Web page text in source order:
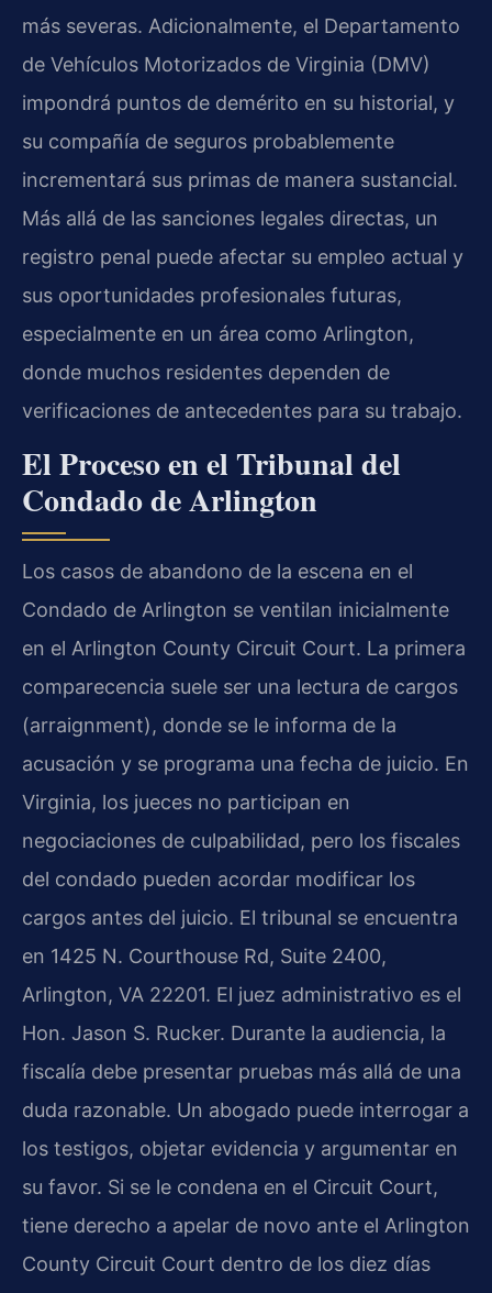
más severas. Adicionalmente, el Departamento
de Vehículos Motorizados de Virginia (DMV)
impondrá puntos de demérito en su historial, y
su compañía de seguros probablemente
incrementará sus primas de manera sustancial.
Más allá de las sanciones legales directas, un
registro penal puede afectar su empleo actual y
sus oportunidades profesionales futuras,
especialmente en un área como Arlington,
donde muchos residentes dependen de
verificaciones de antecedentes para su trabajo.
El Proceso en el Tribunal del
Condado de Arlington
Los casos de abandono de la escena en el
Condado de Arlington se ventilan inicialmente
en el Arlington County Circuit Court. La primera
comparecencia suele ser una lectura de cargos
(arraignment), donde se le informa de la
acusación y se programa una fecha de juicio. En
Virginia, los jueces no participan en
negociaciones de culpabilidad, pero los fiscales
del condado pueden acordar modificar los
cargos antes del juicio. El tribunal se encuentra
en 1425 N. Courthouse Rd, Suite 2400,
Arlington, VA 22201. El juez administrativo es el
Hon. Jason S. Rucker. Durante la audiencia, la
fiscalía debe presentar pruebas más allá de una
duda razonable. Un abogado puede interrogar a
los testigos, objetar evidencia y argumentar en
su favor. Si se le condena en el Circuit Court,
tiene derecho a apelar de novo ante el Arlington
County Circuit Court dentro de los diez días